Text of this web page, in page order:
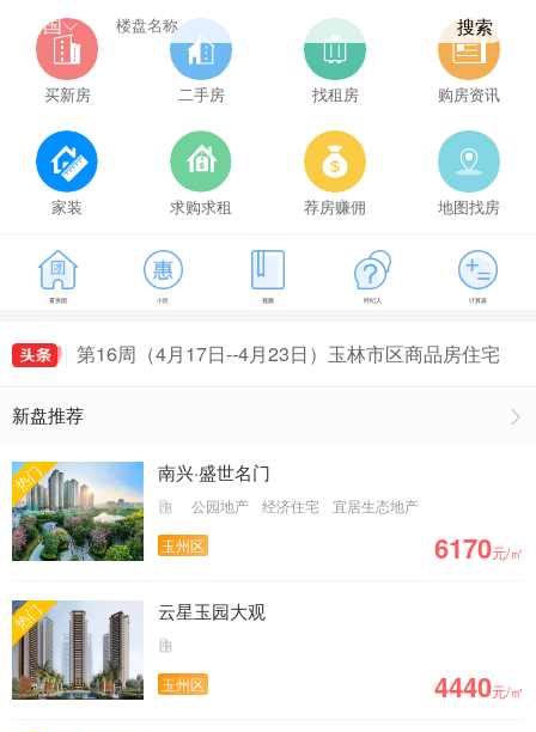
全国 搜索
买新房 二手房 找租房 购房资讯
家装 求购求租 荐房赚佣 地图找房
看房团 小区 视频 经纪人 计算器
成交149套，玉林房价为5114元/㎡
第16周（4月17日--4月23日）玉林市区商品房住宅
新房价出炉，玉林房价为5161元/㎡
第19周（5月8日--5月14日）玉林市区商品房住宅
成交155套，玉林房价为5491元/㎡
第20周（5月15日--5月21日）玉林市区商品房住宅
成交135套，玉林房价为5235元/㎡
第21周（5月22日--5月28日）玉林市区商品房住宅
成交149套，玉林房价为5114元/㎡
第16周（4月17日--4月23日）玉林市区商品房住宅
最新房价出炉，玉林房价为5407元/㎡
新盘推荐
热门 南兴·盛世名门
公园地产 经济住宅
宜居生态地产
玉州区
6170元/㎡
热门 云星玉园大观
玉州区 4440元/㎡